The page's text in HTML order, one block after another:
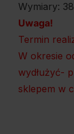
Wymiary:
Uwaga!
Termin
W okresie
wydłużyć-
sklepem w